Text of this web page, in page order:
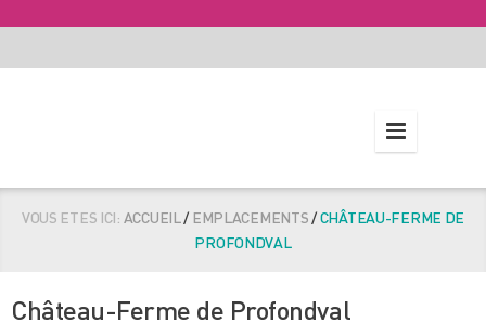
VOUS ETES ICI: ACCUEIL/EMPLACEMENTS/CHÂTEAU-FERME DE
PROFONDVAL
Château-Ferme de Profondval